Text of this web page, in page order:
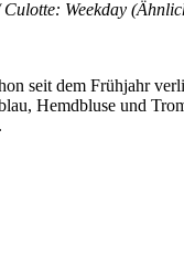
Culotte: Weekday
seit dem Frühjahr
Hemdbluse und